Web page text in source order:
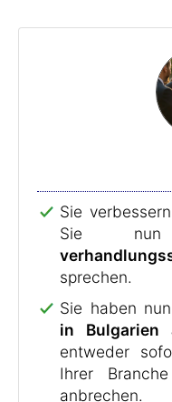
Sie
Sie
sprechen.
Sie haben
in Bulgarien
entweder
Ihrer
anbrechen.